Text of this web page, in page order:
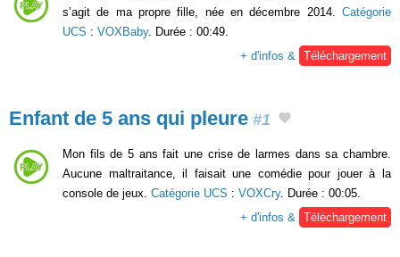
s’agit de ma propre fille, née en décembre 2014. Catégorie
UCS : VOXBaby. Durée : 00:49.
+ d'infos &
Téléchargement
Enfant de 5 ans qui pleure #1
Mon fils de 5 ans fait une crise de larmes dans sa chambre.
Aucune maltraitance, il faisait une comédie pour jouer à la
console de jeux. Catégorie UCS : VOXCry. Durée : 00:05.
+ d'infos & Téléchargement